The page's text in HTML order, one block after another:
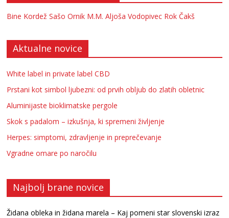
Bine Kordež Sašo Ornik M.M. Aljoša Vodopivec Rok Čakš
Aktualne novice
White label in private label CBD
Prstani kot simbol ljubezni: od prvih obljub do zlatih obletnic
Aluminijaste bioklimatske pergole
Skok s padalom – izkušnja, ki spremeni življenje
Herpes: simptomi, zdravljenje in preprečevanje
Vgradne omare po naročilu
Najbolj brane novice
Židana obleka in židana marela – Kaj pomeni star slovenski izraz